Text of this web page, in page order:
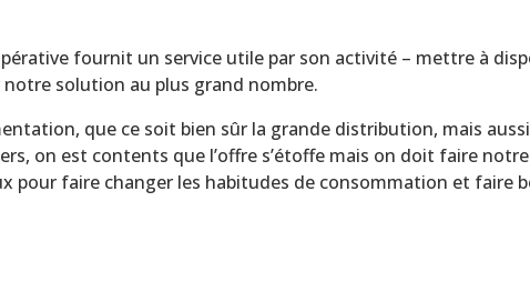
fournit un service utile par son activité – mettre à
solution au plus grand nombre.
que ce soit bien sûr la grande distribution, mais
on est contents que l’offre s’étoffe mais on doit faire
pour faire changer les habitudes de consommation et faire